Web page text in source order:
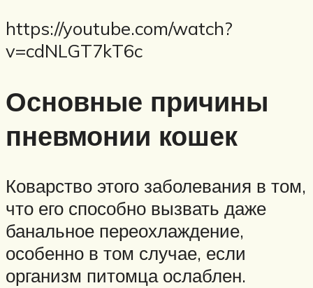
https://youtube.com/watch?
v=cdNLGT7kT6c
Основные причины
пневмонии кошек
Коварство этого заболевания в том,
что его способно вызвать даже
банальное переохлаждение,
особенно в том случае, если
организм питомца ослаблен.